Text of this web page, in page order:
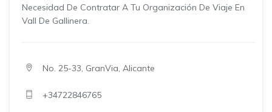
Necesidad De Contratar A Tu Organización De Viaje En
Vall De Gallinera.
No. 25-33, GranVia, Alicante
+34722846765